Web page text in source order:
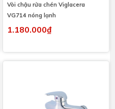
Vòi chậu rửa chén Viglacera
VG714 nóng lạnh
1.180.000₫